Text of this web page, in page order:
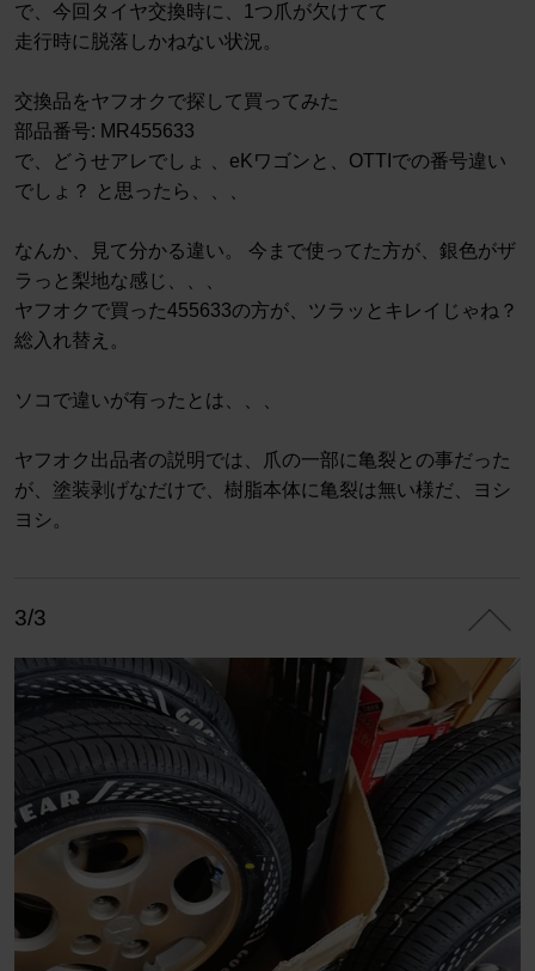
で、今回タイヤ交換時に、1つ爪が欠けてて
走行時に脱落しかねない状況。
交換品をヤフオクで探して買ってみた
部品番号: MR455633
で、どうせアレでしょ 、eKワゴンと、OTTIでの番号違い
でしょ？ と思ったら、、、
なんか、見て分かる違い。 今まで使ってた方が、銀色がザ
ラっと梨地な感じ、、、
ヤフオクで買った455633の方が、ツラッとキレイじゃね？
総入れ替え。
ソコで違いが有ったとは、、、
ヤフオク出品者の説明では、爪の一部に亀裂との事だった
が、塗装剥げなだけで、樹脂本体に亀裂は無い様だ、ヨシ
ヨシ。
3/3